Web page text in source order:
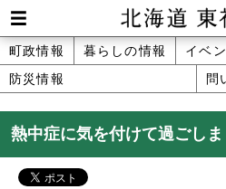
本
文
へ
メ
ュ
Men
u
北海道 東神楽町
メ
ニ
ュ
町政情報 暮らしの情報 イベ
防災情報
問
熱中症に気を付けて過ごしま